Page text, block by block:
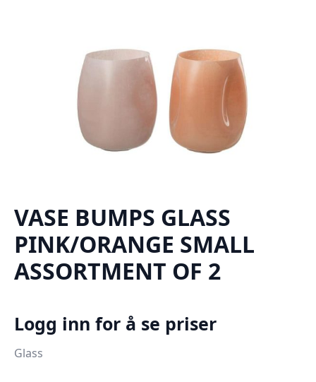
VASE BUMPS GLASS
PINK/ORANGE SMALL
ASSORTMENT OF 2
Logg inn for å se priser
Glass